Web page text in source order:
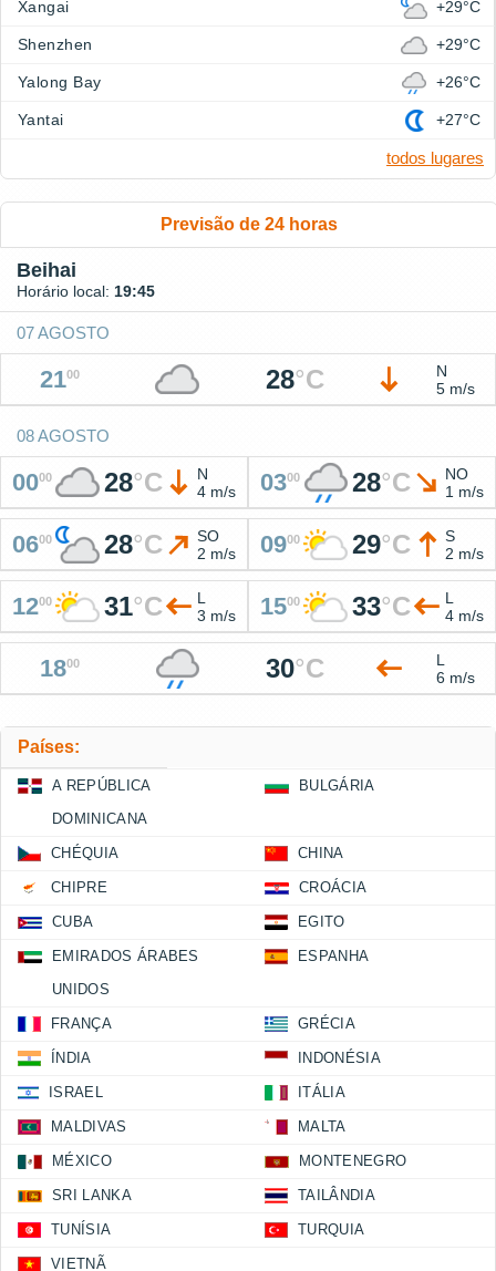
Xangai +29°C
Shenzhen +29°C
Yalong Bay +26°C
Yantai +27°C
todos lugares
Previsão de 24 horas
Beihai
Horário local: 19:45
07 AGOSTO
2100 28°C
N
5 m/s
08 AGOSTO
0000 28°C
N
4 m/s
0300 28°C
NO
1 m/s
0600 28°C
SO
2 m/s
0900 29°C
S
2 m/s
1200 31°C
L
3 m/s
1500 33°C
L
4 m/s
1800 30°C
L
6 m/s
Países:
A REPÚBLICA
DOMINICANA
BULGÁRIA
CHÉQUIA CHINA
CHIPRE CROÁCIA
CUBA EGITO
EMIRADOS ÁRABES
UNIDOS
ESPANHA
FRANÇA GRÉCIA
ÍNDIA INDONÉSIA
ISRAEL ITÁLIA
MALDIVAS MALTA
MÉXICO MONTENEGRO
SRI LANKA TAILÂNDIA
TUNÍSIA TURQUIA
VIETNÃ